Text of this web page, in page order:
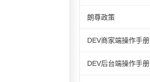
朗尊政策
DEV商家端操作手册
DEV后台端操作手册